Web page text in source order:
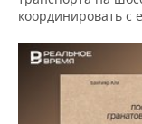
координировать с